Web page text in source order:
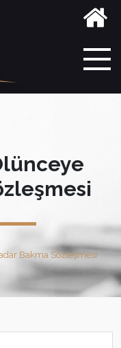
Bakma Sözleşmesi